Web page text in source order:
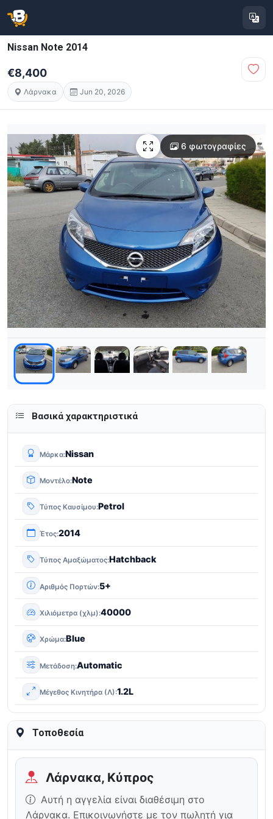
Nissan Note 2014
€8,400
Λάρνακα Jun 20, 2026
6 φωτογραφίες
Βασικά χαρακτηριστικά
Μάρκα Nissan
Μοντέλο Note
Τύπος Καυσίμου Petrol
Έτος 2014
Τύπος Αμαξώματος Hatchback
Αριθμός Πορτών 5+
Χιλιόμετρα (χλμ) 40000
Χρώμα Blue
Μετάδοση Automatic
Μέγεθος Κινητήρα (Λ) 1.2L
Τοποθεσία
Λάρνακα, Κύπρος
Αυτή η αγγελία είναι διαθέσιμη στο
Λάρνακα. Επικοινωνήστε με τον πωλητή για